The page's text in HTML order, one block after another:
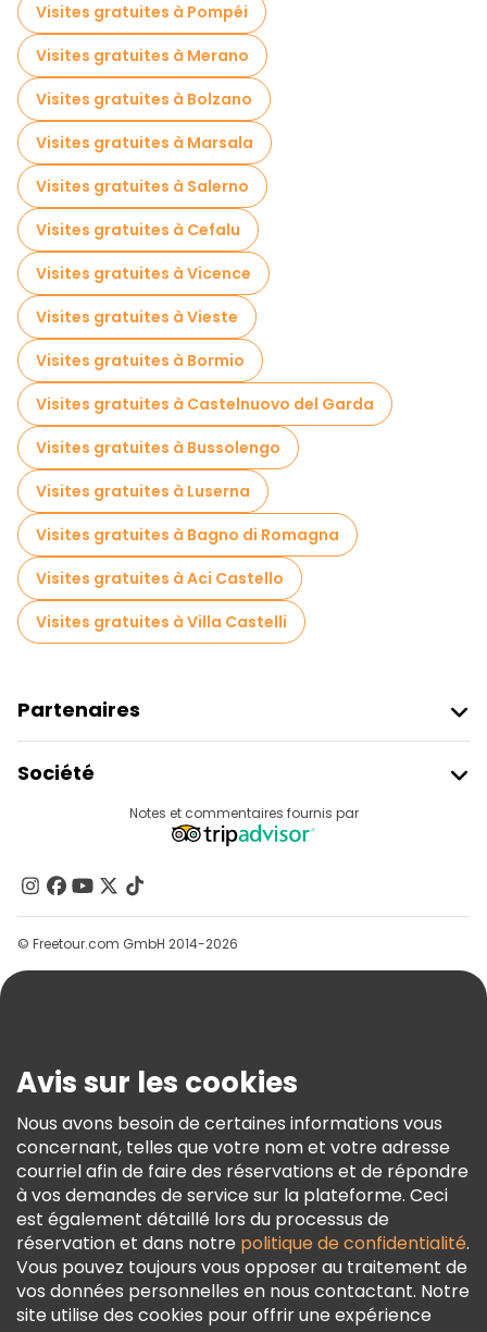
Visites gratuites à Pompéi
Visites gratuites à Merano
Visites gratuites à Bolzano
Visites gratuites à Marsala
Visites gratuites à Salerno
Visites gratuites à Cefalu
Visites gratuites à Vicence
Visites gratuites à Vieste
Visites gratuites à Bormio
Visites gratuites à Castelnuovo del Garda
Visites gratuites à Bussolengo
Visites gratuites à Luserna
Visites gratuites à Bagno di Romagna
Visites gratuites à Aci Castello
Visites gratuites à Villa Castelli
Partenaires
Connexion Du Fournisseur
Programme D’affiliation
Société
Contactez-Nous
Groupes
Aide
Conditions Générales Et Mentions Légales
Politique En Matière De Cookies
Freetour Prix
Programme De Fidélité
Notes et commentaires fournis par
© Freetour.com GmbH 2014-2026
Avis sur les cookies
Nous avons besoin de certaines informations vous
concernant, telles que votre nom et votre adresse
courriel afin de faire des réservations et de répondre
à vos demandes de service sur la plateforme. Ceci
est également détaillé lors du processus de
réservation et dans notre politique de confidentialité.
Vous pouvez toujours vous opposer au traitement de
vos données personnelles en nous contactant. Notre
site utilise des cookies pour offrir une expérience